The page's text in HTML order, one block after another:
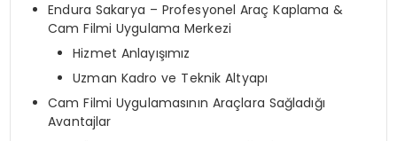
Endura Sakarya – Profesyonel Araç Kaplama &
Cam Filmi Uygulama Merkezi
Hizmet Anlayışımız
Uzman Kadro ve Teknik Altyapı
Cam Filmi Uygulamasının Araçlara Sağladığı
Avantajlar